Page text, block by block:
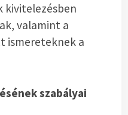
kivitelezésben
valamint a
ismereteknek a
szabályai